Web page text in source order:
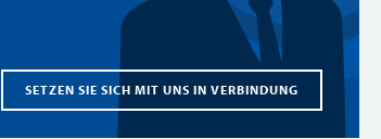
SETZEN SIE SICH MIT UNS IN VERBINDUNG